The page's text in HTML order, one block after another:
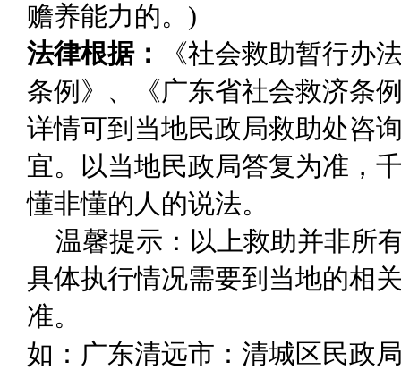
赡养能力的。)
法律根据：
《社会救助暂行办
条例》、《广东省社会救济条
详情可到当地民政局救助处咨
宜。以当地民政局答复为准，
懂非懂的人的说法。
温馨提示：以上救助并非所
具体执行情况需要到当地的相
准。
如：广东清远市：清城区民政